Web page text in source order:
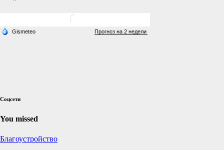
Соцсети
You missed
Благоустройство